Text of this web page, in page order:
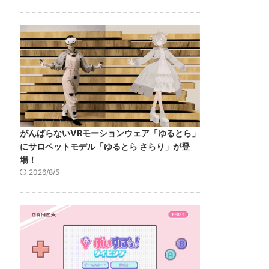
がんばらないVRモーションウェア「ゆるとら」
にサロペットモデル「ゆるとら さらり」が登
場！
2026/8/5